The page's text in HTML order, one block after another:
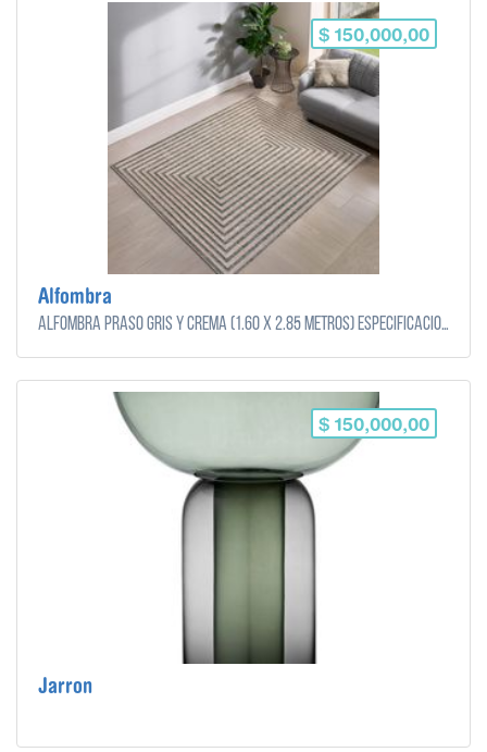
$ 150,000,00
Alfombra
Alfombra Praso Gris y Crema (1.60 x 2.85 metros) Especificaciones: Pelo cortado en gris plata satinado y bouclé crema opaco Hilado 100% polipropileno Terminación overlock y base de hilado natural Limpieza recomendada con aspiradora (sin cepillo). No apta para lavarropas. Los colores son orientativos y pueden verse distintos en cada dispositivo.
$ 150,000,00
Jarron